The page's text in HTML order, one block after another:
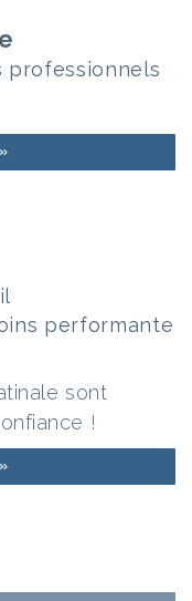
professionnels
performante
sont
!